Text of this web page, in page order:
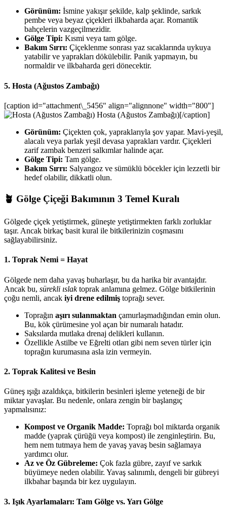
Görünüm: İsmine yakışır şekilde, kalp şeklinde, sarkık
pembe veya beyaz çiçekleri ilkbaharda açar. Romantik
bahçelerin vazgeçilmezidir.
Gölge Tipi: Kısmi veya tam gölge.
Bakım Sırrı: Çiçeklenme sonrası yaz sıcaklarında uykuya
yatabilir ve yaprakları dökülebilir. Panik yapmayın, bu
normaldir ve ilkbaharda geri dönecektir.
5. Hosta (Ağustos Zambağı)
[caption id="attachment\_5456" align="alignnone" width="800"]
Hosta (Ağustos Zambağı)[/caption]
Görünüm: Çiçekten çok, yapraklarıyla şov yapar. Mavi-yeşil,
alacalı veya parlak yeşil devasa yaprakları vardır. Çiçekleri
zarif zambak benzeri salkımlar halinde açar.
Gölge Tipi: Tam gölge.
Bakım Sırrı: Salyangoz ve sümüklü böcekler için lezzetli bir
hedef olabilir, dikkatli olun.
🪴 Gölge Çiçeği Bakımının 3 Temel Kuralı
Gölgede çiçek yetiştirmek, güneşte yetiştirmekten farklı zorluklar
taşır. Ancak birkaç basit kural ile bitkilerinizin coşmasını
sağlayabilirsiniz.
1. Toprak Nemi = Hayat
Gölgede nem daha yavaş buharlaşır, bu da harika bir avantajdır.
Ancak bu, sürekli ıslaktoprak anlamına gelmez. Gölge bitkilerinin
çoğu nemli, ancak iyi drene edilmiş toprağı sever.
Toprağın aşırı sulanmaktan çamurlaşmadığından emin olun.
Bu, kök çürümesine yol açan bir numaralı hatadır.
Saksılarda mutlaka drenaj delikleri kullanın.
Özellikle Astilbe ve Eğrelti otları gibi nem seven türler için
toprağın kurumasına asla izin vermeyin.
2. Toprak Kalitesi ve Besin
Güneş ışığı azaldıkça, bitkilerin besinleri işleme yeteneği de bir
miktar yavaşlar. Bu nedenle, onlara zengin bir başlangıç
yapmalısınız:
Kompost ve Organik Madde: Toprağı bol miktarda organik
madde (yaprak çürüğü veya kompost) ile zenginleştirin. Bu,
hem nem tutmaya hem de yavaş yavaş besin sağlamaya
yardımcı olur.
Az ve Öz Gübreleme: Çok fazla gübre, zayıf ve sarkık
büyümeye neden olabilir. Yavaş salınımlı, dengeli bir gübreyi
ilkbahar başında bir kez uygulayın.
3. Işık Ayarlamaları: Tam Gölge vs. Yarı Gölge